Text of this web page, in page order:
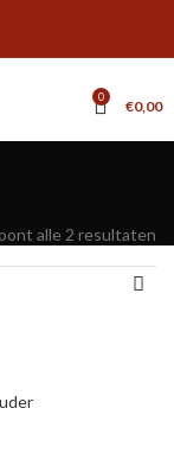
0 €0,00
alle 2 resultaten